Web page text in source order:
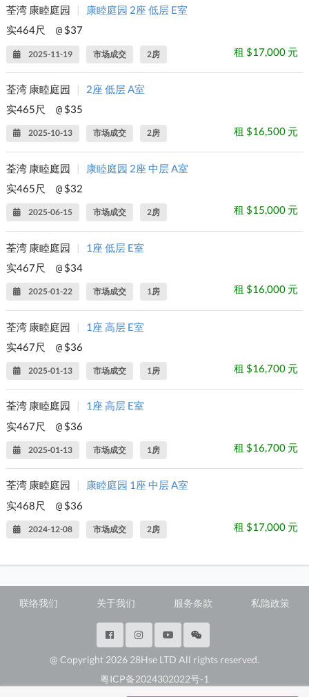
荃湾 康睦庭园 |
康睦庭园 2座 低层 E室
实464尺
@ $37
2025-11-19 市场成交 2房 租 $17,000 元
荃湾 康睦庭园 |
2座 低层 A室
实465尺
@ $35
2025-10-13 市场成交 2房 租 $16,500 元
荃湾 康睦庭园 |
康睦庭园 2座 中层 A室
实465尺
@ $32
2025-06-15 市场成交 2房 租 $15,000 元
荃湾 康睦庭园 |
1座 低层 E室
实467尺
@ $34
2025-01-22 市场成交 1房 租 $16,000 元
荃湾 康睦庭园 |
1座 高层 E室
实467尺
@ $36
2025-01-13 市场成交 1房 租 $16,700 元
荃湾 康睦庭园
1座 高层 E室
实467尺
@ $36
2025-01-13 市场成交 1房 租 $16,700 元
荃湾 康睦庭园
康睦庭园 1座 中层 A室
实468尺
@ $36
2024-12-08 市场成交 2房 租 $17,000 元
联络我们 关于我们 服务条款 私隐政策
@ Copyright 2026 28Hse LTD All rights reserved.
粤ICP备2024302022号-1